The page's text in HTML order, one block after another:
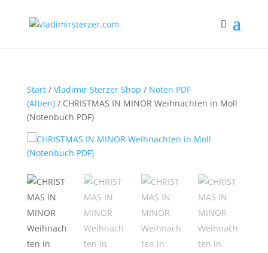
Start/ Vladimir Sterzer Shop / Noten PDF
(Alben)/ CHRISTMAS IN MINOR Weihnachten in Moll
(Notenbuch PDF)